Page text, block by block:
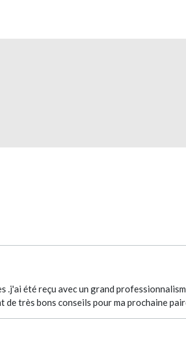
.j'ai été reçu avec un grand
très bons conseils pour ma prochaine